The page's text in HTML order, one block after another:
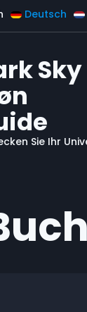
Deutsch
Sky
Sie Ihr